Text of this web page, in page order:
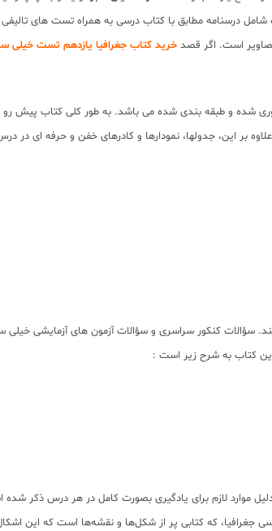
درسنامه مطابق با کتاب درسی به همراه تست های تالیفی
است. اگر قصد خرید کتاب جغرافیا یازدهم تست خیلی
شده و طبقه بندی شده می باشد. به طور کلی کتاب پیش
بر اين، جدولها، نمودارها و كادرهاى خفن و حرفه اى در
كنكور سراسرى و سؤالات آزمون هاى آزمايشى خيلى
موارد لازم برای یادگیری بصورت کامل در هر درس ذکر
که کتابی پر از شکل‌ها و نقشه‌ها است که این